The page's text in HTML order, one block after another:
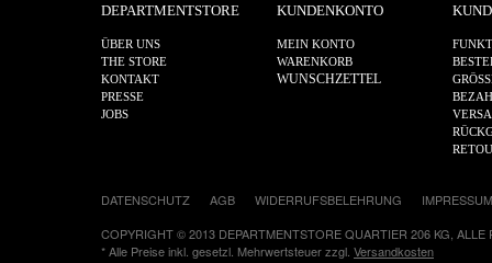
DEPARTMENTSTORE
ÜBER UNS
THE STORE
KONTAKT
PRESSE
JOBS
KUNDENKONTO
MEIN KONTO
WARENKORB
WUNSCHZETTEL
DATENSCHUTZ AGB WIDERRUFSBELEHRUNG
IMPRESSUM
COPYRIGHT © 2013 DEPARTMENTSTORE QUARTIER 206 KG, ALLE
* Alle Preise inkl. gesetzl. Mehrwertsteuer zzgl. Versandkosten